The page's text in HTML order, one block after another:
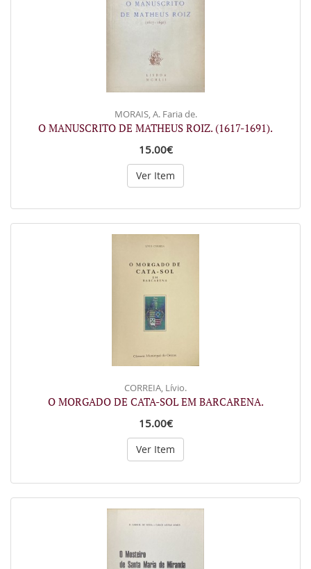
MORAIS, A. Faria de.
O MANUSCRITO DE MATHEUS ROIZ. (1617-1691).
15.00€
Ver Item
CORREIA, Lívio.
O MORGADO DE CATA-SOL EM BARCARENA.
15.00€
Ver Item